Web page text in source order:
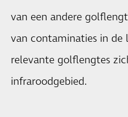
van een andere
van contaminaties in de
relevante golflengtes
infraroodgebied.